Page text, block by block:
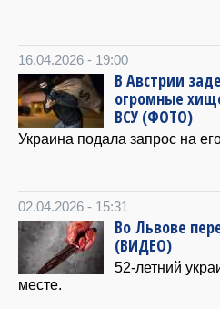
16.04.2026 - 19:00
В Австрии
огромные
ВСУ (ФОТО)
Украина подала запрос на
02.04.2026 - 15:31
Во Львове
(ВИДЕО)
52-летний
месте.